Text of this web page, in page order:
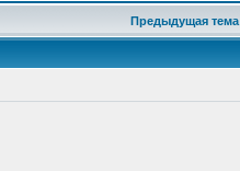
Предыдущая тема